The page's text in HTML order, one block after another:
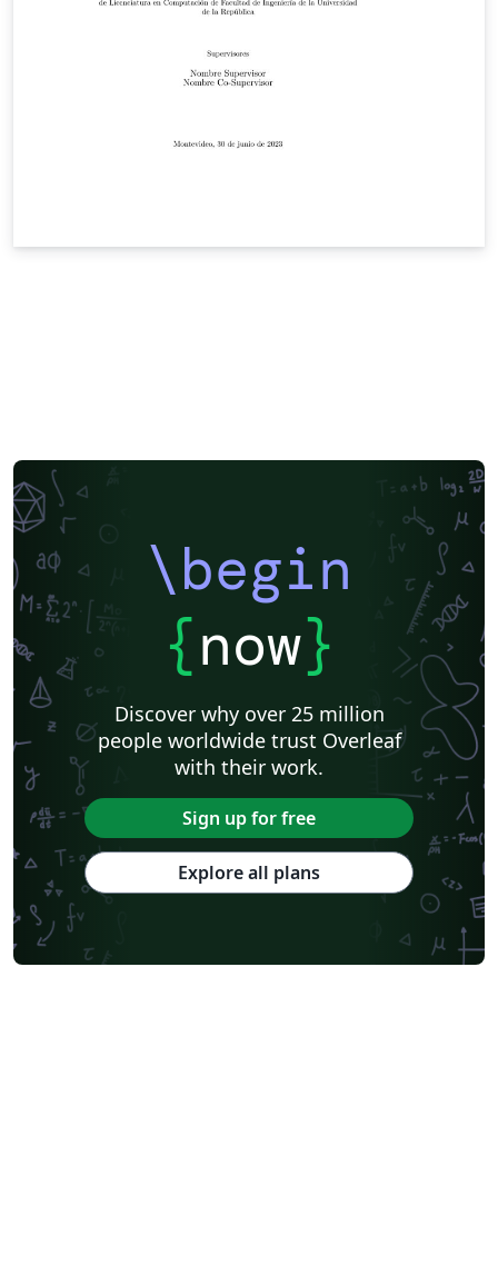
\begin
{now}
Discover why over 25 million
people worldwide trust Overleaf
with their work.
Sign up for free
Explore all plans